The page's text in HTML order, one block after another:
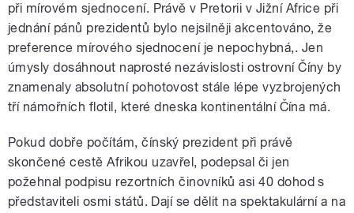
při mírovém sjednocení. Právě v Pretorii v Jižní Africe při
jednání pánů prezidentů bylo nejsilněji akcentováno, že
preference mírového sjednocení je nepochybná,. Jen
úmysly dosáhnout naprosté nezávislosti ostrovní Číny by
znamenaly absolutní pohotovost stále lépe vyzbrojených
tří námořních flotil, které dneska kontinentální Čína má.
Pokud dobře počítám, čínský prezident při právě
skončené cestě Afrikou uzavřel, podepsal či jen
požehnal podpisu rezortních činovníků asi 40 dohod s
představiteli osmi států. Dají se dělit na spektakulární a na